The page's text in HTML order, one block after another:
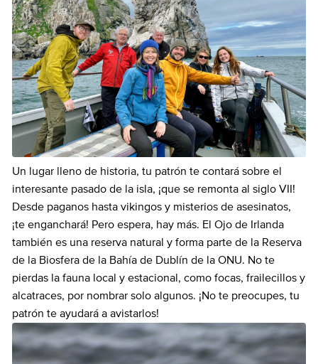
Un lugar lleno de historia, tu patrón te contará sobre el
interesante pasado de la isla, ¡que se remonta al siglo VII!
Desde paganos hasta vikingos y misterios de asesinatos,
¡te enganchará! Pero espera, hay más. El Ojo de Irlanda
también es una reserva natural y forma parte de la Reserva
de la Biosfera de la Bahía de Dublín de la ONU. No te
pierdas la fauna local y estacional, como focas, frailecillos y
alcatraces, por nombrar solo algunos. ¡No te preocupes, tu
patrón te ayudará a avistarlos!